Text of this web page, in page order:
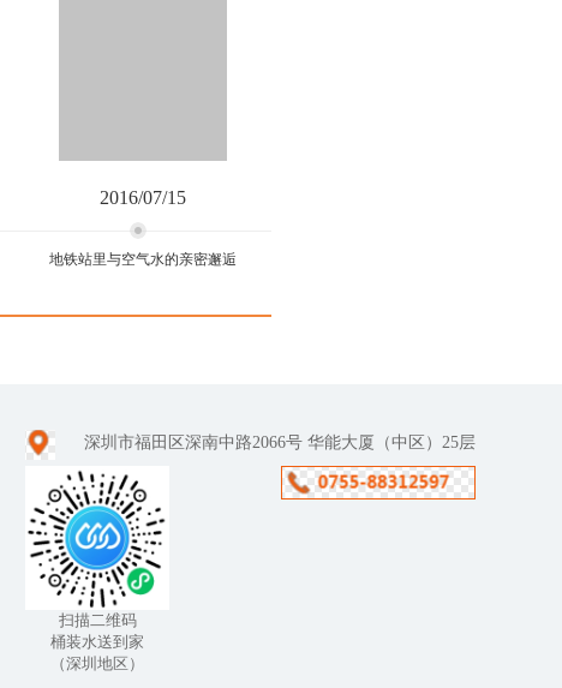
2016/07/15
地铁站里与空气水的亲密邂逅
春日里的深圳，风和日
丽，百紫千红。忽然，在
深圳地铁站出现了一款神
秘黑科技产品—福能达空
气制水机，这是神马东
东？？...
深圳市福田区深南中路2066号 华能大厦（中区）25层
扫描二维码
桶装水送到家
（深圳地区）